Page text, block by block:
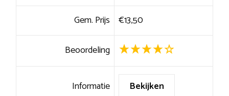
Gem. Prijs €13,50
Beoordeling
Informatie Bekijken